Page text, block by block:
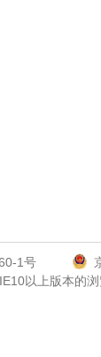
1号
以上版本的